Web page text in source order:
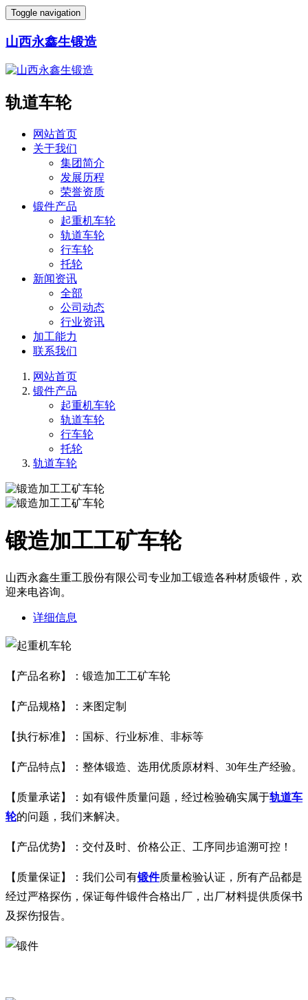
Toggle navigation
山西永鑫生锻造
轨道车轮
网站首页
关于我们
集团简介
发展历程
荣誉资质
锻件产品
起重机车轮
轨道车轮
行车轮
托轮
新闻资讯
全部
公司动态
行业资讯
加工能力
联系我们
网站首页
锻件产品
起重机车轮
轨道车轮
行车轮
托轮
轨道车轮
锻造加工工矿车轮
山西永鑫生重工股份有限公司专业加工锻造各种材质锻件，欢
迎来电咨询。
详细信息
【产品名称】：锻造加工工矿车轮
【产品规格】：来图定制
【执行标准】：国标、行业标准、非标等
【产品特点】：整体锻造、选用优质原材料、30年生产经验。
【质量承诺】：如有锻件质量问题，经过检验确实属于轨道车
轮的问题，我们来解决。
【产品优势】：交付及时、价格公正、工序同步追溯可控！
【质量保证】：我们公司有锻件质量检验认证，所有产品都是
经过严格探伤，保证每件锻件合格出厂，出厂材料提供质保书
及探伤报告。